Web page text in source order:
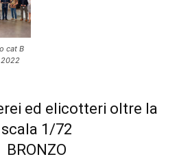
cat B
2022
ed elicotteri oltre la
scala 1/72
BRONZO